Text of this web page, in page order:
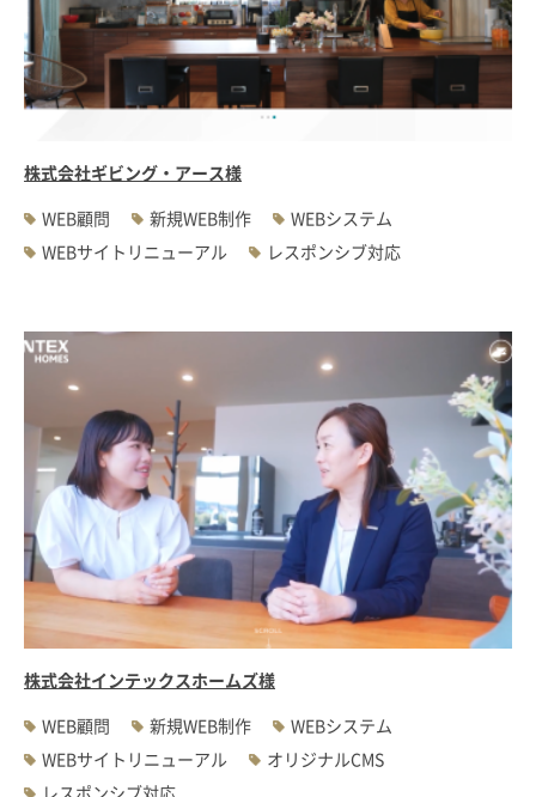
#SDGsサポート
#IT導入補助金
#JavaScript
#WEBサーバ移転
#AWS構築
#IoT関連
#Androidアプリ開発
#インソーシングコンサルティング
#採用・求人
#学校・教育・スクール
#病院・クリニック・医療
#集客サポート #広告運用
株式会社ギビング・アース様
WEB顧問
新規WEB制作
WEBシステム
WEBサイトリニューアル
レスポンシブ対応
株式会社インテックスホームズ様
WEB顧問
新規WEB制作
WEBシステム
WEBサイトリニューアル
オリジナルCMS
レスポンシブ対応